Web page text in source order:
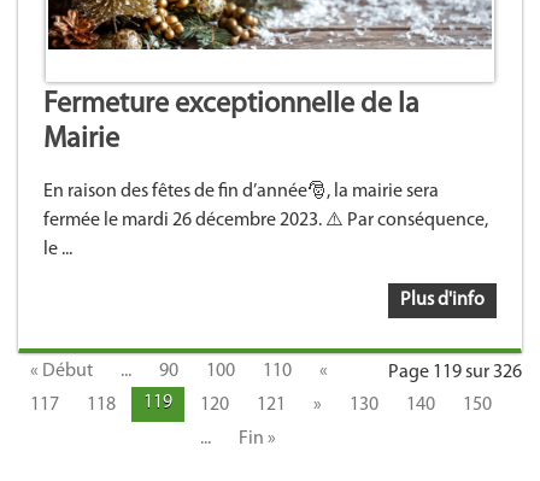
Fermeture exceptionnelle de la
Mairie
En raison des fêtes de fin d’année🎅, la mairie sera
fermée le mardi 26 décembre 2023. ⚠️ Par conséquence,
le ...
Plus d'info
Page 119 sur 326
« Début ... 90 100 110
«
117
118 119 120 121 » 130 140
150
...
Fin »